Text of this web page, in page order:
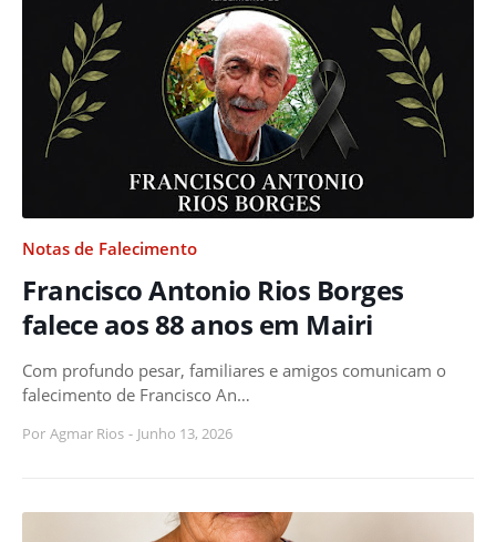
Notas de Falecimento
Francisco Antonio Rios Borges
falece aos 88 anos em Mairi
Com profundo pesar, familiares e amigos comunicam o
falecimento de Francisco An…
Por Agmar Rios - Junho 13, 2026